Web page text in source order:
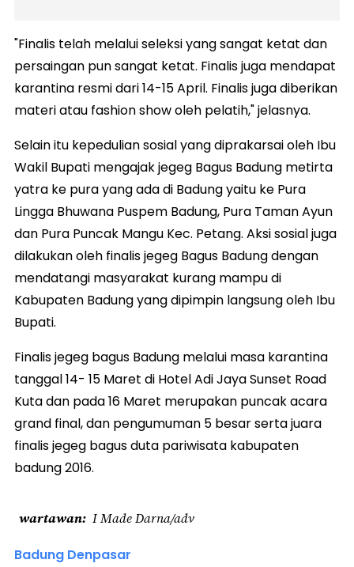
"Finalis telah melalui seleksi yang sangat ketat dan
persaingan pun sangat ketat. Finalis juga mendapat
karantina resmi dari 14-15 April. Finalis juga diberikan
materi atau fashion show oleh pelatih," jelasnya.
Selain itu kepedulian sosial yang diprakarsai oleh Ibu
Wakil Bupati mengajak jegeg Bagus Badung metirta
yatra ke pura yang ada di Badung yaitu ke Pura
Lingga Bhuwana Puspem Badung, Pura Taman Ayun
dan Pura Puncak Mangu Kec. Petang. Aksi sosial juga
dilakukan oleh finalis jegeg Bagus Badung dengan
mendatangi masyarakat kurang mampu di
Kabupaten Badung yang dipimpin langsung oleh Ibu
Bupati.
Finalis jegeg bagus Badung melalui masa karantina
tanggal 14- 15 Maret di Hotel Adi Jaya Sunset Road
Kuta dan pada 16 Maret merupakan puncak acara
grand final, dan pengumuman 5 besar serta juara
finalis jegeg bagus duta pariwisata kabupaten
badung 2016.
wartawan I Made Darna/adv
Badung Denpasar